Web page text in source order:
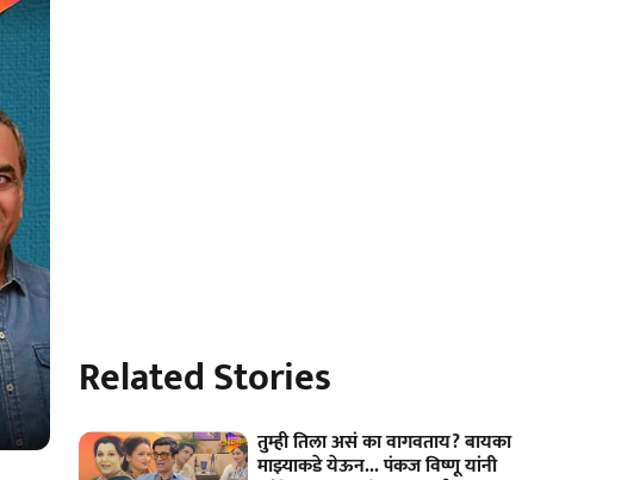
Related Stories
तुम्ही तिला असं का वागवताय? बायका
माझ्याकडे येऊन... पंकज विष्णू यांनी